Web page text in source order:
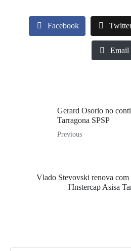
Facebook
Email
Gerard Osorio no
Tarragona SPSP
Previous
Vlado Stevovski renova com
l'Instercap Asisa